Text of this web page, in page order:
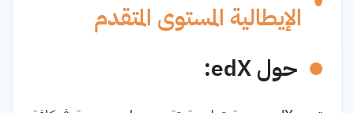
الإيطالية المستوى المتقدم
حول edX: